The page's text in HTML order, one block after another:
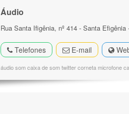
Áudio
Rua Santa Ifigênia, nº 414 - Santa
Telefones E-mail
áudio som caixa de som twitter corneta microfone